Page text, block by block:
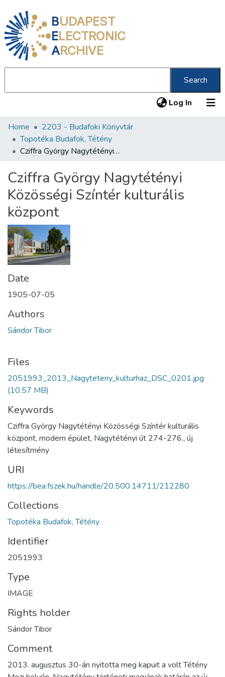
BUDAPEST
ELECTRONIC
ARCHIVE
Search
Log In (current)
Communities & Collections
All of DSpace
About us
Home
2203 - Budafoki Könyvtár
Topotéka Budafok, Tétény
Cziffra György Nagytétényi Közösségi Színtér kulturális központ
Cziffra György Nagytétényi
Közösségi Színtér kulturális
központ
Date
1905-07-05
Authors
Sándor Tibor
Files
2051993_2013_Nagyteteny_kulturhaz_DSC_0201.jpg
(10.57 MB)
Keywords
Cziffra György Nagytétényi Közösségi Színtér kulturális
központ, modern épület, Nagytétényi út 274-276., új
létesítmény
URI
https://bea.fszek.hu/handle/20.500.14711/212280
Collections
Topotéka Budafok, Tétény
Identifier
2051993
Type
IMAGE
Rights holder
Sándor Tibor
Comment
2013. augusztus 30-án nyitotta meg kapuit a volt Tétény